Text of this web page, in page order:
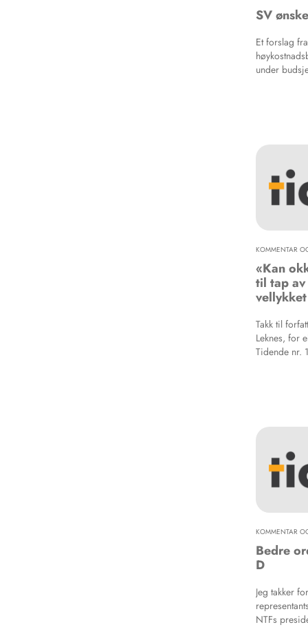
SV
Et forslag
under
KOMMENTAR
«Kan
til tap
Takk til
Leknes, for
Tidende nr.
samd i.
korleis
protetiske
svært
KOMMENTAR
Bedre
D
Jeg takker
NTFs